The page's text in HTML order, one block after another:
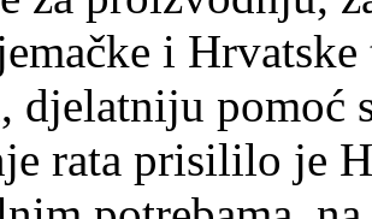
i
djelatniju pomoć
rata prisililo je